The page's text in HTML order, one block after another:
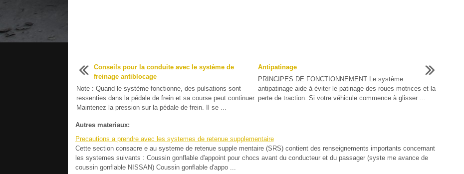
Conseils pour la conduite avec le système de
freinage antiblocage
Note : Quand le système fonctionne, des pulsations sont
ressenties dans la pédale de frein et sa course peut continuer.
Maintenez la pression sur la pédale de frein. Il se ...
Antipatinage
PRINCIPES DE FONCTIONNEMENT Le système
antipatinage aide à éviter le patinage des roues motrices et la
perte de traction. Si votre véhicule commence à glisser ...
Autres materiaux:
Precautions a prendre avec les systemes de retenue supplementaire
Cette section consacre e au systeme de retenue supple mentaire (SRS) contient des renseignements importants concernant
les systemes suivants : Coussin gonflable d'appoint pour chocs avant du conducteur et du passager (syste me avance de
coussin gonflable NISSAN) Coussin gonflable d'appo ...